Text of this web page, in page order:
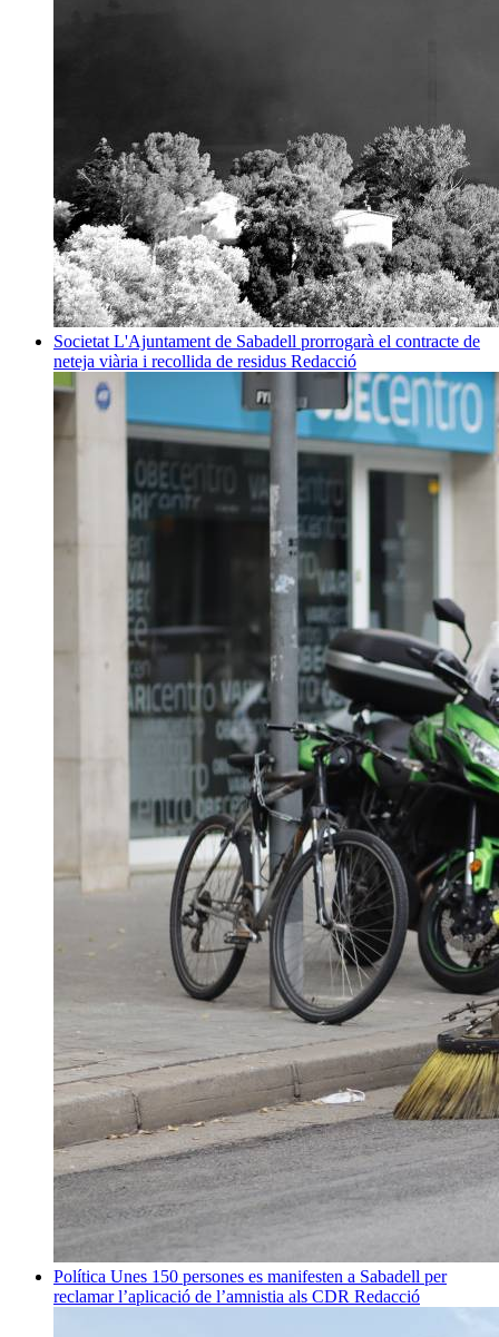
Societat L'Ajuntament de Sabadell prorrogarà el contracte de
neteja viària i recollida de residus Redacció
Política Unes 150 persones es manifesten a Sabadell per
reclamar l’aplicació de l’amnistia als CDR Redacció